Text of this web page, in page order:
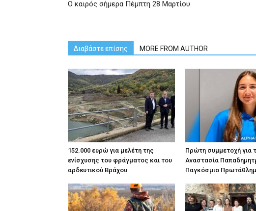
Ο καιρός σήμερα Πέμπτη 28 Μαρτίου
Διαβάστε επίσης MORE FROM AUTHOR
152.000 ευρώ για μελέτη της
ενίσχυσης του φράγματος και του
αρδευτικού Βράχου
Πρώτη συμμετοχή για
Αναστασία
Παγκόσμιο